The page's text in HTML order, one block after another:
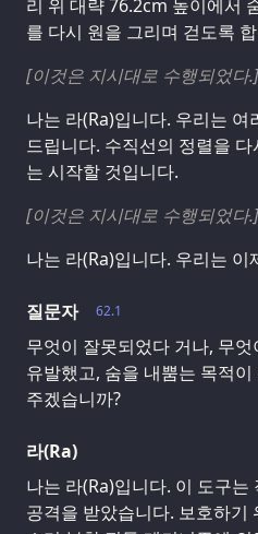
리 위 대략 76.2cm 높이에서
를 다시 원을 그리며 걷도록
[이것은 지시대로 수행되었다.]
나는 라(Ra)입니다. 우리는
드립니다. 수직선의 정렬을
는 시작할 것입니다.
[이것은 지시대로 수행되었다.]
나는 라(Ra)입니다. 우리는 이
62.1
질문자
무엇이 잘못되었다 거나, 무
유발했고, 숨을 내뿜는 목적
주겠습니까?
라(Ra)
나는 라(Ra)입니다. 이 도구는
공격을 받았습니다. 보호하기